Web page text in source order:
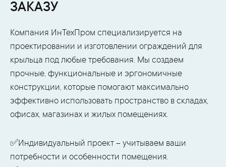
ЗАКАЗУ
Компания ИнТехПром специализируется на
проектировании и изготовлении ограждений для
крыльца под любые требования. Мы создаем
прочные, функциональные и эргономичные
конструкции, которые помогают максимально
эффективно использовать пространство в складах,
офисах, магазинах и жилых помещениях.
✅Индивидуальный проект – учитываем ваши
потребности и особенности помещения.